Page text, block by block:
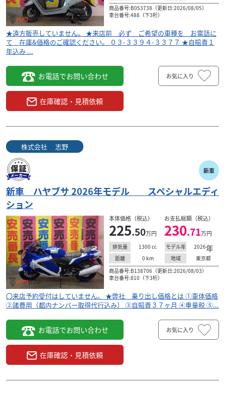
スズキ 株式会社 志野
レッツ 新車
本体価格: 17
★来店前 必ず ご希望の車種を お電話にて 在庫&価格
のご確認ください。 ０３-３３９４-３３７７ ★自賠責１年
込み ★掲載していても 売約とな...
商品番号:B053738（更新日:2026/08/05）
車台番号:488（下3桁）
★遠方販売していません。 ★来店前 必ず ご希望の車種を お電話に
て 在庫&価格のご確認ください。 ０３-３３９４-３３７７ ★自賠責１
年込み ...
お電話でお問い合わせ
在庫確認・見積依頼
お気に入り
株式会社 志野
新車
新車 ハヤブサ 2026年モデル スペシャルエディ
ション
本体価格（税込）
225.50万円
お支払総額（税込）
230.71万円
排気量 1300 cc モデル年 2026年
距離 0 km 地域
東京都
商品番号:B138706（更新日:2026/08/03）
車台番号:810（下3桁）
〇来店予約受付はしていません。 ★弊社 乗り出し価格とは ①車体価格
②諸費用（都内ナンバー取得代行込み） ③自賠責３７ヶ月 ④重量税 ⑤...
お電話でお問い合わせ
在庫確認・見積依頼
お気に入り